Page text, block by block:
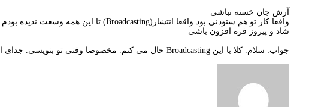
آرش جان خسته نباشی
واقعا کار تو هم ستودنی بود واقعا انتشار(Broadcasting) تا این همه وسعت ندیده بودم حیف از اینکه دستم تنگه واگرنه من هم ببدهیهات رو گردن میگرفتم
شاد و پیروز فره افزون باشی
جواب: سلام. کلا با این Broadcasting حال می کنم. مخصوصا وقتی تو بنویسی. جدای از شوخی، قربان محبتت.